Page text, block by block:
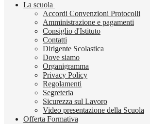
La scuola
Accordi Convenzioni Protocolli
Amministrazione e pagamenti
Consiglio d'Istituto
Contatti
Dirigente Scolastica
Dove siamo
Organigramma
Privacy Policy
Regolamenti
Segreteria
Sicurezza sul Lavoro
Video presentazione della Scuola
Offerta Formativa